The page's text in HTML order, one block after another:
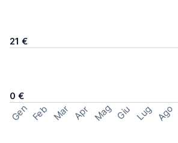
21 €
0 €
Gen Feb Mar Apr Mag Giu Lug Ago